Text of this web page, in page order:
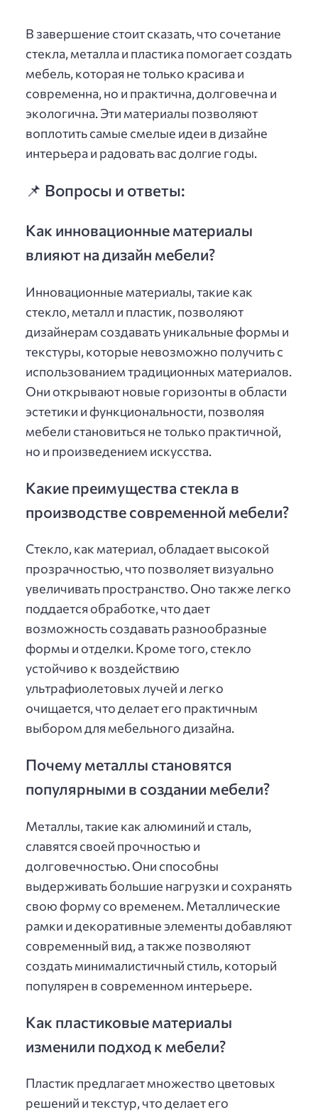
В завершение стоит сказать, что сочетание
стекла, металла и пластика помогает создать
мебель, которая не только красива и
современна, но и практична, долговечна и
экологична. Эти материалы позволяют
воплотить самые смелые идеи в дизайне
интерьера и радовать вас долгие годы.
📌 Вопросы и ответы:
Как инновационные материалы
влияют на дизайн мебели?
Инновационные материалы, такие как
стекло, металл и пластик, позволяют
дизайнерам создавать уникальные формы и
текстуры, которые невозможно получить с
использованием традиционных материалов.
Они открывают новые горизонты в области
эстетики и функциональности, позволяя
мебели становиться не только практичной,
но и произведением искусства.
Какие преимущества стекла в
производстве современной мебели?
Стекло, как материал, обладает высокой
прозрачностью, что позволяет визуально
увеличивать пространство. Оно также легко
поддается обработке, что дает
возможность создавать разнообразные
формы и отделки. Кроме того, стекло
устойчиво к воздействию
ультрафиолетовых лучей и легко
очищается, что делает его практичным
выбором для мебельного дизайна.
Почему металлы становятся
популярными в создании мебели?
Металлы, такие как алюминий и сталь,
славятся своей прочностью и
долговечностью. Они способны
выдерживать большие нагрузки и сохранять
свою форму со временем. Металлические
рамки и декоративные элементы добавляют
современный вид, а также позволяют
создать минималистичный стиль, который
популярен в современном интерьере.
Как пластиковые материалы
изменили подход к мебели?
Пластик предлагает множество цветовых
решений и текстур, что делает его